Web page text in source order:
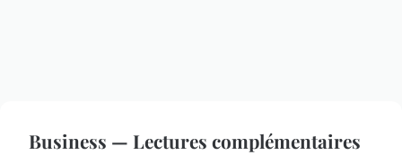
Business — Lectures complémentaires